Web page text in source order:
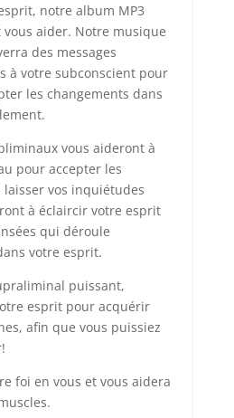
notre album MP3
aider. Notre musique
des messages
à votre subconscient pour
les changements dans
vous aideront à
pour accepter les
vos inquiétudes
à éclaircir votre esprit
qui déroule
votre esprit.
puissant,
esprit pour acquérir
afin que vous puissiez
foi en vous et vous aidera